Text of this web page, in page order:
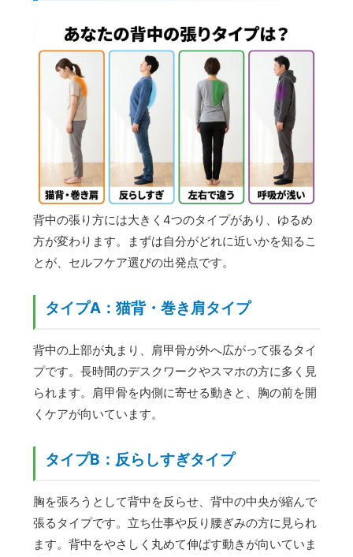
背中の張り方には大きく4つのタイプがあり、ゆるめ
方が変わります。まずは自分がどれに近いかを知るこ
とが、セルフケア選びの出発点です。
タイプA：猫背・巻き肩タイプ
背中の上部が丸まり、肩甲骨が外へ広がって張るタイ
プです。長時間のデスクワークやスマホの方に多く見
られます。肩甲骨を内側に寄せる動きと、胸の前を開
くケアが向いています。
タイプB：反らしすぎタイプ
胸を張ろうとして背中を反らせ、背中の中央が縮んで
張るタイプです。立ち仕事や反り腰ぎみの方に見られ
ます。背中をやさしく丸めて伸ばす動きが向いていま